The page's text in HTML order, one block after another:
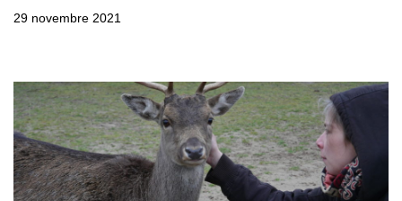
29 novembre 2021